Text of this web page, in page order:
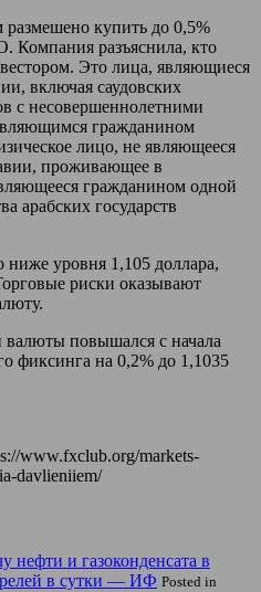
купить до 0,5%
Компания разъяснила, кто
Это лица, являющиеся
включая саудовских
с несовершеннолетними
гражданином
лицо, не являющееся
проживающее в
гражданином одной
арабских государств
ниже уровня 1,105 доллара,
риски оказывают
валюты повышался с начала
фиксинга на 0,2% до 1,1035
www.fxclub.org/markets-
davlieniiem/
нефти и газоконденсата в
в сутки — ИФ Posted in